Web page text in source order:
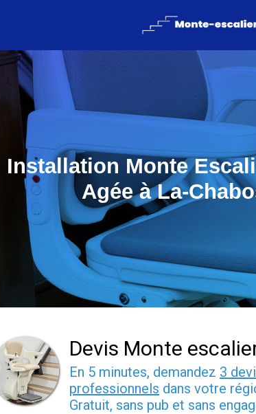
Installation Monte
Agée à La-
Devis Monte
En 5 minutes, demandez 3
professionnels dans votre
Gratuit, sans pub et sans